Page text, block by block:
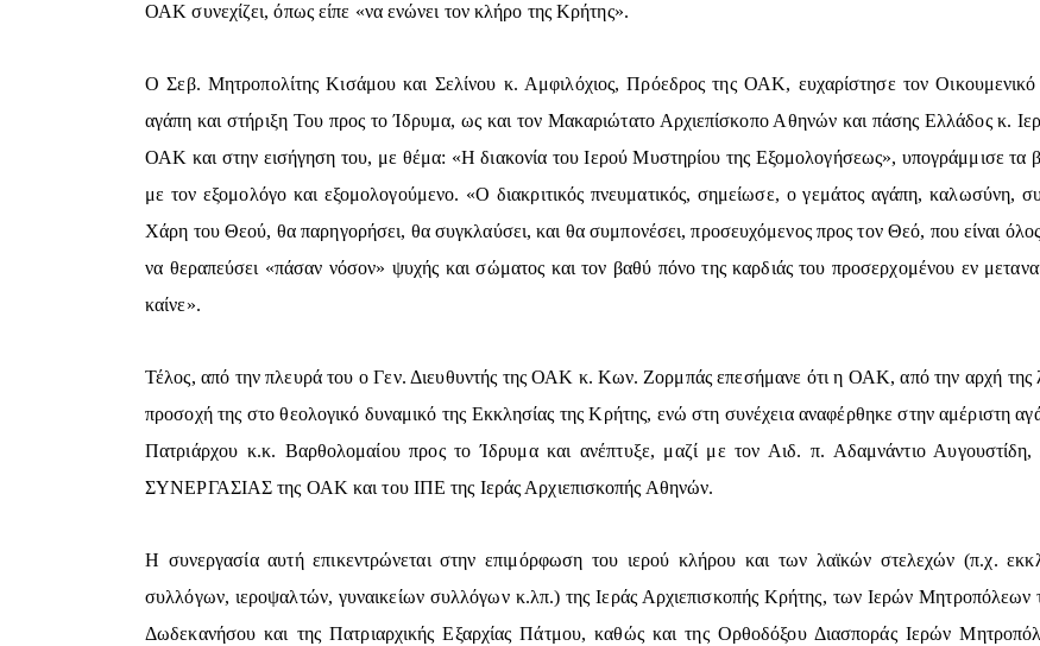
ΟΑΚ συνεχίζει, όπως είπε «να ενώνει τον κλήρο της Κρήτης».
Ο Σεβ. Μητροπολίτης Κισάμου και Σελίνου κ. Αμφιλόχιος, Πρόεδρος της ΟΑΚ, ευχαρίστησε τον
αγάπη και στήριξη Του προς το Ίδρυμα, ως και τον Μακαριώτατο Αρχιεπίσκοπο Αθηνών και πάσης Ελλάδος κ.
ΟΑΚ και στην εισήγηση του, με θέμα: «Η διακονία του Ιερού Μυστηρίου της Εξομολογήσεως», υπογράμμισε τα
με τον εξομολόγο και εξομολογούμενο. «Ο διακριτικός πνευματικός, σημείωσε, ο γεμάτος αγάπη, καλωσύνη,
Χάρη του Θεού, θα παρηγορήσει, θα συγκλαύσει, και θα συμπονέσει, προσευχόμενος προς τον Θεό, που είναι
να θεραπεύσει «πάσαν νόσον» ψυχής και σώματος και τον βαθύ πόνο της καρδιάς του προσερχομένου εν
καίνε».
Τέλος, από την πλευρά του ο Γεν. Διευθυντής της ΟΑΚ κ. Κων. Ζορμπάς επεσήμανε ότι η ΟΑΚ, από την αρχή της
προσοχή της στο θεολογικό δυναμικό της Εκκλησίας της Κρήτης, ενώ στη συνέχεια αναφέρθηκε στην αμέριστη
Πατριάρχου κ.κ. Βαρθολομαίου προς το Ίδρυμα και ανέπτυξε, μαζί με τον Αιδ. π. Αδαμνάντιο
ΣΥΝΕΡΓΑΣΙΑΣ της ΟΑΚ και του ΙΠΕ της Ιεράς Αρχιεπισκοπής Αθηνών.
Η συνεργασία αυτή επικεντρώνεται στην επιμόρφωση του ιερού κλήρου και των λαϊκών στελεχών (π.χ.
συλλόγων, ιεροψαλτών, γυναικείων συλλόγων κ.λπ.) της Ιεράς Αρχιεπισκοπής Κρήτης, των Ιερών
Δωδεκανήσου και της Πατριαρχικής Εξαρχίας Πάτμου, καθώς και της Ορθοδόξου Διασποράς Ιερών